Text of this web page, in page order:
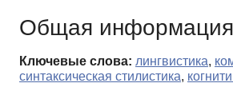
Общая информация
Ключевые слова: лингвистика,
синтаксическая стилистика,